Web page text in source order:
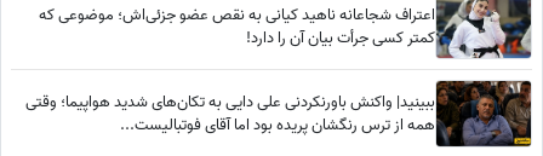
اعتراف شجاعانه ناهید کیانی به نقص عضو جزئی‌اش؛ موضوعی که
کمتر کسی جرأت بیان آن را دارد!
ببینید| واکنش باورنکردنی علی دایی به تکان‌های شدید هواپیما؛ وقتی
همه از ترس رنگشان پریده بود اما آقای فوتبالیست...